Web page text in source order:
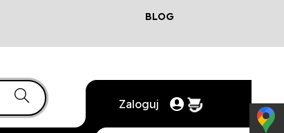
BLOG
Zaloguj